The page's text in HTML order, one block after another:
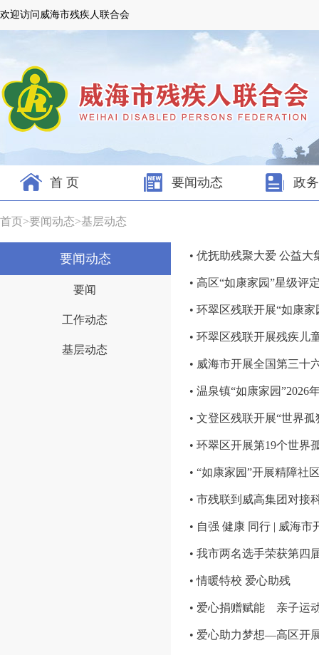
欢迎访问威海市残疾人联合会
首 页 要闻动态 政
首页>要闻动态>基层动态
要闻动态
要闻
工作动态
基层动态
• 优抚助残聚大爱 公益大
• 高区“如康家园”星级评
• 环翠区残联开展“如康
• 环翠区残联开展残疾儿
• 威海市开展全国第三十
• 温泉镇“如康家园
• 文登区残联开展“世界
• 环翠区开展第19个世界
• “如康家园”开展精障社
• 市残联到威高集团对接
• 自强 健康 同行 | 威海
• 我市两名选手荣获第四
• 情暖特校 爱心助残
• 爱心捐赠赋能 亲子运
• 爱心助力梦想—高区开